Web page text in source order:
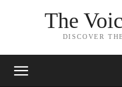
The
DISCOVER